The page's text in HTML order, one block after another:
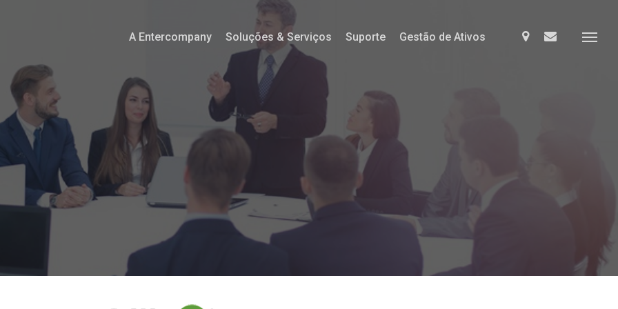
A Entercompany Soluções & Serviços Suporte Gestão de Ativos slack email
Menu